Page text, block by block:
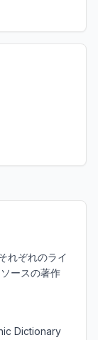
れぞれのライ
ースの著作
Dictionary